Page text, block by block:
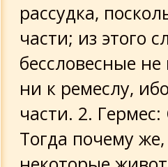
рассудка,
части; из этого
бессловесные
ни к ремеслу,
части. 2.
Тогда почему